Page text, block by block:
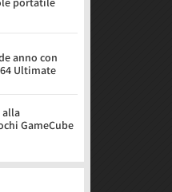
anno con
Ultimate
alla
GameCube